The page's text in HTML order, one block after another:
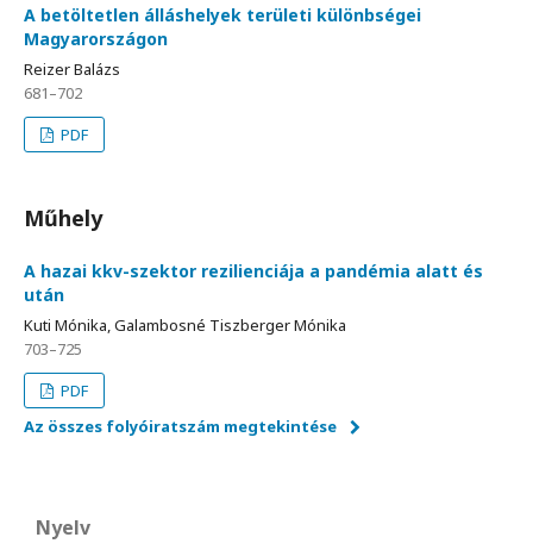
A betöltetlen álláshelyek területi különbségei
Magyarországon
Reizer Balázs
681–702
PDF
Műhely
A hazai kkv-szektor rezilienciája a pandémia alatt és
után
Kuti Mónika, Galambosné Tiszberger Mónika
703–725
PDF
Az összes folyóiratszám megtekintése
Nyelv